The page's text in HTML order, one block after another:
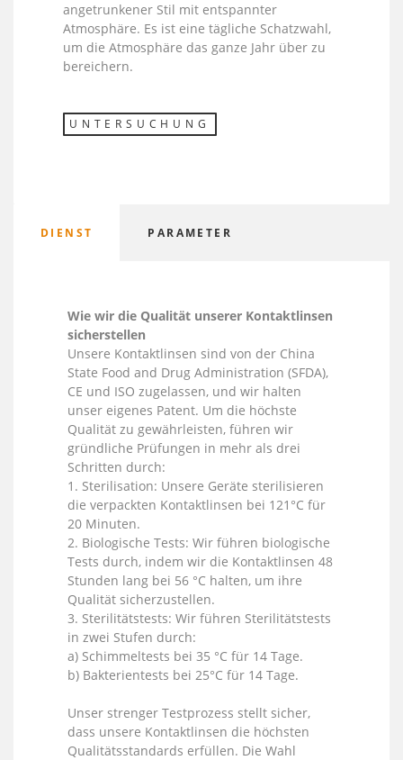
angetrunkener Stil mit entspannter
Atmosphäre. Es ist eine tägliche Schatzwahl,
um die Atmosphäre das ganze Jahr über zu
bereichern.
UNTERSUCHUNG
DIENST PARAMETER
Wie wir die Qualität unserer Kontaktlinsen
sicherstellen
Unsere Kontaktlinsen sind von der China
State Food and Drug Administration (SFDA),
CE und ISO zugelassen, und wir halten
unser eigenes Patent. Um die höchste
Qualität zu gewährleisten, führen wir
gründliche Prüfungen in mehr als drei
Schritten durch:
1. Sterilisation: Unsere Geräte sterilisieren
die verpackten Kontaktlinsen bei 121°C für
20 Minuten.
2. Biologische Tests: Wir führen biologische
Tests durch, indem wir die Kontaktlinsen 48
Stunden lang bei 56 °C halten, um ihre
Qualität sicherzustellen.
3. Sterilitätstests: Wir führen Sterilitätstests
in zwei Stufen durch:
a) Schimmeltests bei 35 °C für 14 Tage.
b) Bakterientests bei 25°C für 14 Tage.
Unser strenger Testprozess stellt sicher,
dass unsere Kontaktlinsen die höchsten
Qualitätsstandards erfüllen. Die Wahl